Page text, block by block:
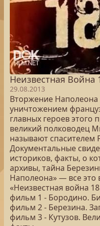
Неизвестная Война
29.08.2013
Вторжение
уничтожением
главных героев этого
великий полководец
называют спасителем
Документальные
историков, факты, о
архивы, тайна
Наполеона» — все это
«Неизвестная война
фильм 1 - Бородино.
фильм 2 - Березина.
фильм 3 - Кутузов.